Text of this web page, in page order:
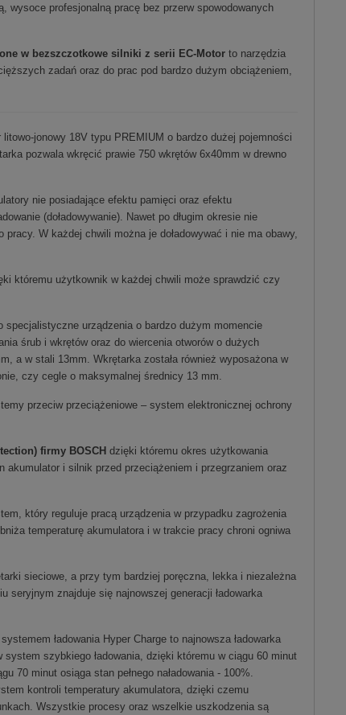
wysoce profesjonalną pracę bez przerw spowodowanych
w bezszczotkowe silniki z serii EC-Motor to narzędzia
zadań oraz do prac pod bardzo dużym obciążeniem,
jonowy 18V typu PREMIUM o bardzo dużej pojemności
pozwala wkręcić prawie 750 wkrętów 6x40mm w drewno
nie posiadające efektu pamięci oraz efektu
(doładowywanie). Nawet po długim okresie nie
W każdej chwili można je doładowywać i nie ma obawy,
któremu użytkownik w każdej chwili może sprawdzić czy
urządzenia o bardzo dużym momencie
śrub i wkrętów oraz do wiercenia otworów o dużych
a w stali 13mm. Wkrętarka została również wyposażona w
czy cegle o maksymalnej średnicy 13 mm.
przeciw przeciążeniowe – system elektronicznej ochrony
firmy BOSCH dzięki któremu okres użytkowania
akumulator i silnik przed przeciążeniem i przegrzaniem oraz
który reguluje pracą urządzenia w przypadku zagrożenia
temperaturę akumulatora i w trakcie pracy chroni ogniwa
sieciowe, a przy tym bardziej poręczna, lekka i niezależna
seryjnym znajduje się najnowszej generacji ładowarka
ładowania Hyper Charge to najnowsza ładowarka
szybkiego ładowania, dzięki któremu w ciągu 60 minut
70 minut osiąga stan pełnego naładowania - 100%.
kontroli temperatury akumulatora, dzięki czemu
Wszystkie procesy oraz wszelkie uszkodzenia są